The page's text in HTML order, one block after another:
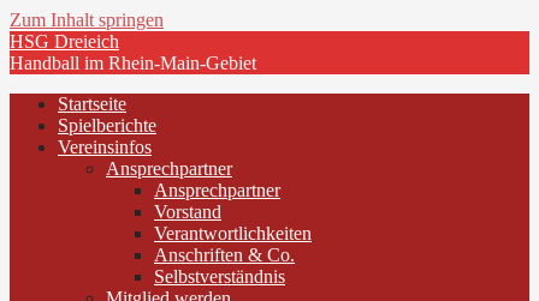
Zum Inhalt springen
HSG Dreieich
Handball im Rhein-Main-Gebiet
Startseite
Spielberichte
Vereinsinfos
Ansprechpartner
Ansprechpartner
Vorstand
Verantwortlichkeiten
Anschriften & Co.
Selbstverständnis